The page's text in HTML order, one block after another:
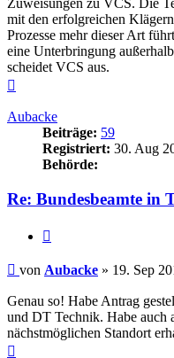
Zuweisungen zu VCS. Die
mit den erfolgreichen
Prozesse mehr dieser Art
eine Unterbringung
scheidet VCS aus.
Aubacke
Beiträge: 59
Registriert: 30. Aug
Behörde:
Re: Bundesbeamte in
Beitrag
von Aubacke » 19. Sep
Genau so! Habe Antrag
und DT Technik. Habe auch
nächstmöglichen Standort